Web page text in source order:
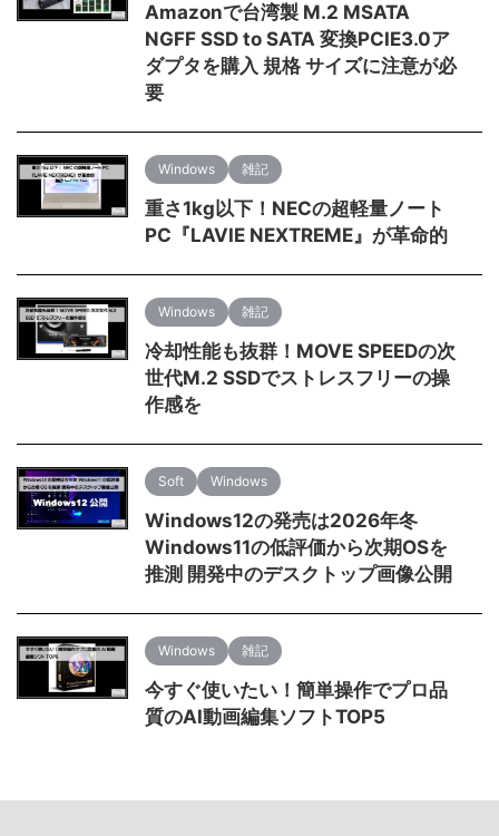
Amazonで台湾製 M.2 MSATA
NGFF SSD to SATA 変換PCIE3.0ア
ダプタを購入 規格 サイズに注意が必
要
Windows 雑記
重さ1kg以下！NECの超軽量ノート
PC『LAVIE NEXTREME』が革命的
Windows 雑記
冷却性能も抜群！MOVE SPEEDの次
世代M.2 SSDでストレスフリーの操
作感を
Soft Windows
Windows12の発売は2026年冬
Windows11の低評価から次期OSを
推測 開発中のデスクトップ画像公開
Windows 雑記
今すぐ使いたい！簡単操作でプロ品
質のAI動画編集ソフトTOP5